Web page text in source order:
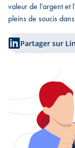
valeur de l’argent et
pleins de soucis
Partager sur